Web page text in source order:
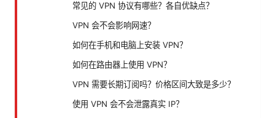
常见的 VPN 协议有哪些？各自优缺点？
VPN 会不会影响网速？
如何在手机和电脑上安装 VPN？
如何在路由器上使用 VPN？
VPN 需要长期订阅吗？价格区间大致是多少？
使用 VPN 会不会泄露真实 IP？